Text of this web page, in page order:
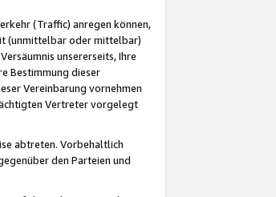
(Traffic) anregen können,
(unmittelbar oder mittelbar)
unsererseits, Ihre
Bestimmung dieser
Vereinbarung vornehmen
Vertreter vorgelegt
abtreten. Vorbehaltlich
den Parteien und